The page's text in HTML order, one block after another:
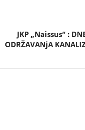
JKP „Naissus“ :
ODRŽAVANjA